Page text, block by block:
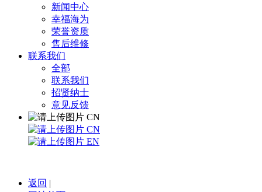
新闻中心
幸福海为
荣誉资质
售后维修
联系我们
全部
联系我们
招贤纳士
意见反馈
CN
CN
EN
返回 |